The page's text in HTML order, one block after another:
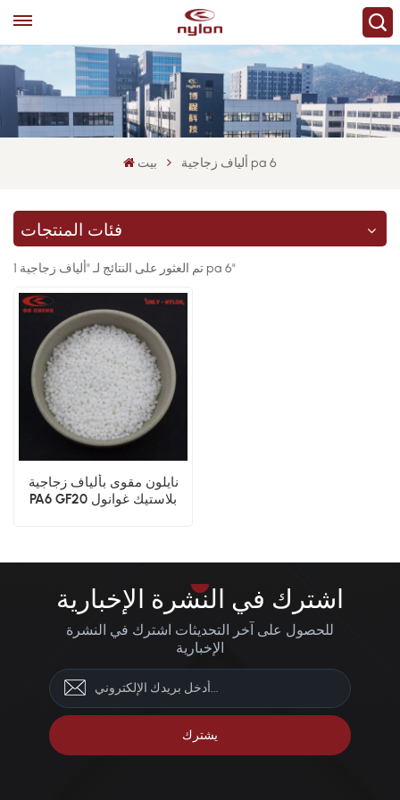
بيت ألياف زجاجية pa 6
فئات المنتجات
1 تم العثور على النتائج لـ "ألياف زجاجية pa 6"
نايلون مقوى بألياف زجاجية
PA6 GF20 بلاستيك غوانول
اشترك في النشرة الإخبارية
للحصول على آخر التحديثات اشترك في النشرة
الإخبارية